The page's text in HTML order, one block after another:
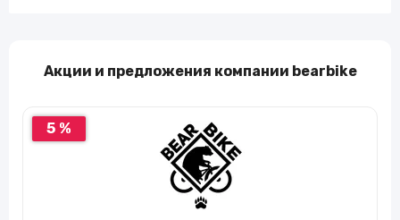
Акции и предложения компании bearbike
5 %